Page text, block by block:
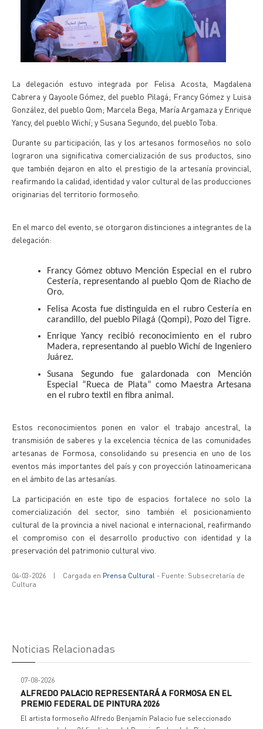
La delegación estuvo integrada por Felisa Acosta, Magdalena
Cabrera y Qayoole Gómez, del pueblo Pilagá; Francy Gómez y Luisa
González, del pueblo Qom; Marcela Bega, María Argamaza y Enrique
Yancy, del pueblo Wichí; y Susana Segundo, del pueblo Toba.
Durante su participación, las y los artesanos formoseños no solo
lograron una significativa comercialización de sus productos, sino
que también dejaron en alto el prestigio de la artesanía provincial,
reafirmando la calidad, identidad y valor cultural de las producciones
originarias del territorio formoseño.
En el marco del evento, se otorgaron distinciones a integrantes de la
delegación:
Francy Gómez obtuvo Mención Especial en el rubro
Cestería, representando al pueblo Qom de Riacho de
Oro.
Felisa Acosta fue distinguida en el rubro Cestería en
carandillo, del pueblo Pilagá (Qompi), Pozo del Tigre.
Enrique Yancy recibió reconocimiento en el rubro
Madera, representando al pueblo Wichí de Ingeniero
Juárez.
Susana Segundo fue galardonada con Mención
Especial “Rueca de Plata” como Maestra Artesana
en el rubro textil en fibra animal.
Estos reconocimientos ponen en valor el trabajo ancestral, la
transmisión de saberes y la excelencia técnica de las comunidades
artesanas de Formosa, consolidando su presencia en uno de los
eventos más importantes del país y con proyección latinoamericana
en el ámbito de las artesanías.
La participación en este tipo de espacios fortalece no solo la
comercialización del sector, sino también el posicionamiento
cultural de la provincia a nivel nacional e internacional, reafirmando
el compromiso con el desarrollo productivo con identidad y la
preservación del patrimonio cultural vivo.
04-03-2026 | Cargada en Prensa Cultural - Fuente: Subsecretaría de
Cultura
Noticias Relacionadas
07-08-2026
ALFREDO PALACIO REPRESENTARÁ A FORMOSA EN EL
PREMIO FEDERAL DE PINTURA 2026
El artista formoseño Alfredo Benjamín Palacio fue seleccionado